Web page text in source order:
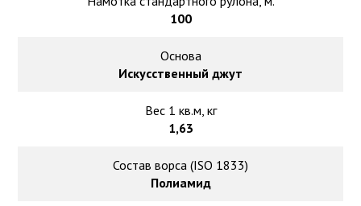
100
Основа
Искусственный джут
Вес 1 кв.м, кг
1,63
Состав ворса (ISO 1833)
Полиамид